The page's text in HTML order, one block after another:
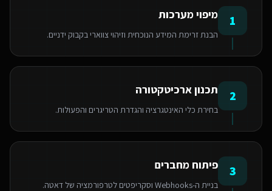
1 מיפוי מערכות
הבנת זרימת המידע הנוכחית וזיהוי צווארי בקבוק ידניים.
2 תכנון ארכיטקטורה
בחירת כלי האינטגרציה והגדרת הטריגרים והפעולות.
3 פיתוח מחברים
בניית ה-Webhooks וסקריפטים לטרפורמציה של דאטה.